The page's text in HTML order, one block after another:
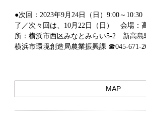
●次回：2023年9月24日（日）9:00～
了／次々回は、10月22日（日） 会場
所：横浜市西区みなとみらい5-2 新高
横浜市環境創造局農業振興課 ☎045-671-
MAP